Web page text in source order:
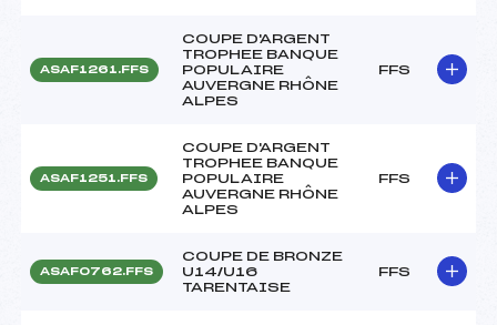
ASAF1261.FFS
COUPE D'ARGENT
TROPHEE BANQUE
POPULAIRE
AUVERGNE RHÔNE
ALPES
FFS
ASAF1251.FFS
COUPE D'ARGENT
TROPHEE BANQUE
POPULAIRE
AUVERGNE RHÔNE
ALPES
FFS
ASAF0762.FFS
COUPE DE BRONZE
U14/U16
TARENTAISE
FFS